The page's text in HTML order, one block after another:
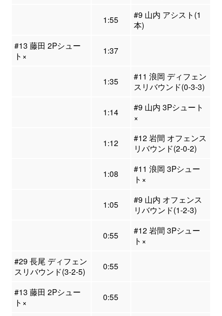
1:55
#9 山内 アシスト(1
本)
#13 藤田 2Pシュー
ト×
1:37
1:35
#11 浪岡 ディフェン
スリバウンド(0-3-3)
1:14
#9 山内 3Pシュート
×
1:12
#12 岩間 オフェンス
リバウンド(2-0-2)
1:08
#11 浪岡 3Pシュー
ト×
1:05
#9 山内 オフェンス
リバウンド(1-2-3)
0:55
#12 岩間 3Pシュー
ト×
#29 長尾 ディフェン
スリバウンド(3-2-5)
0:55
#13 藤田 2Pシュー
ト×
0:55